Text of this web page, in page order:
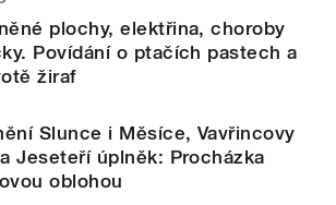
plochy, elektřina, choroby
Povídání o ptačích pastech a
žiraf
Slunce i Měsíce, Vavřincovy
Jeseteří úplněk: Procházka
oblohou